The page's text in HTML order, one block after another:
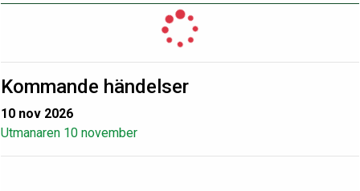
Kommande händelser
10 nov 2026
Utmanaren 10 november